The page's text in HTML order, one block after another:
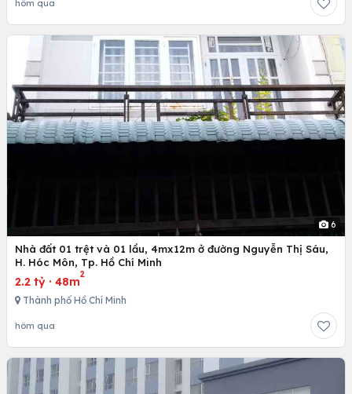
hôm qua
6
Nhà đất 01 trệt và 01 lầu, 4mx12m ở đường Nguyễn Thị Sáu,
H. Hóc Môn, Tp. Hồ Chí Minh
2.2 tỷ · 48m
2
Thành phố Hồ Chí Minh
hôm qua